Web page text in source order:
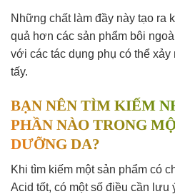
Những chất làm đầy này tạo ra
quả hơn các sản phẩm bôi
với các tác dụng phụ có thể
tấy.
BẠN NÊN TÌM KIẾM
PHẦN NÀO TRONG
DƯỠNG DA?
Khi tìm kiếm một sản phẩm có
Acid tốt, có một số điều cần lưu